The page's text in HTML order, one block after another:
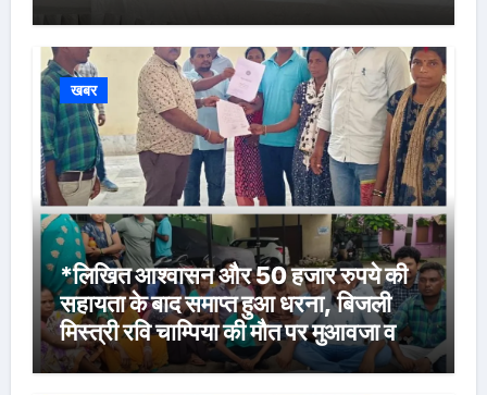
खबर
*लिखित आश्वासन और 50 हजार रुपये की
सहायता के बाद समाप्त हुआ धरना, बिजली
मिस्त्री रवि चाम्पिया की मौत पर मुआवजा व
नौकरी की मांग*